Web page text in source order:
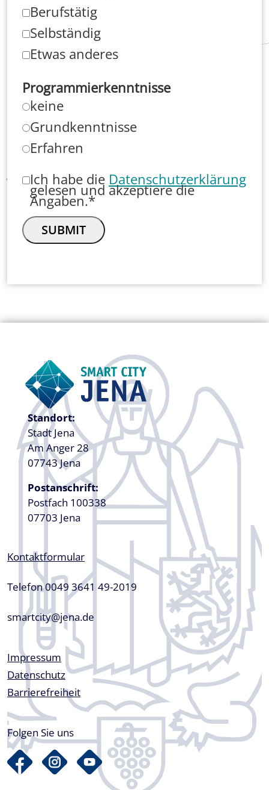
Berufstätig
Selbständig
Etwas anderes
Programmierkenntnisse
keine
Grundkenntnisse
Erfahren
Ich habe die Datenschutzerklärung
gelesen und akzeptiere die
Angaben.
Standort:
Stadt Jena
Am Anger 28
07743 Jena
Postanschrift:
Postfach 100338
07703 Jena
Kontaktformular
Telefon 0049 3641 49-2019
smartcity@jena.de
Fußzeile
Impressum
Datenschutz
Barrierefreiheit
Folgen Sie uns